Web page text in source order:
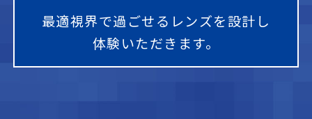
最適視界で過ごせるレンズを設計し
体験いただきます。